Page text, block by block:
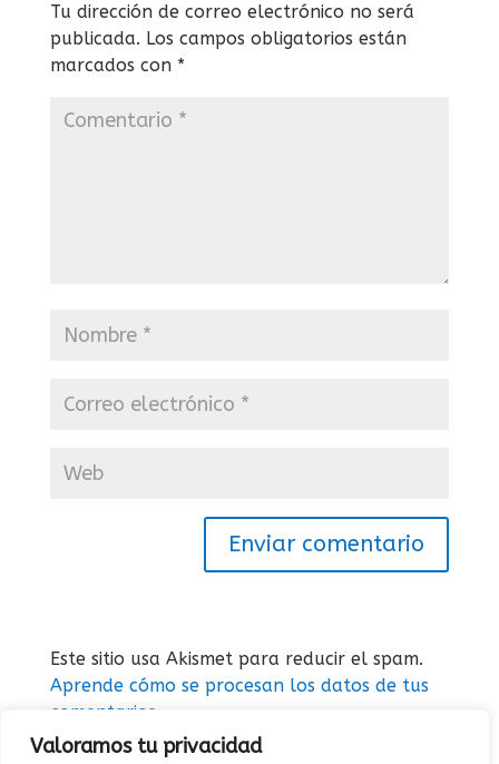
Valoramos tu privacidad
Tu dirección de correo electrónico no será
publicada. Los campos obligatorios están
marcados con *
Este sitio usa Akismet para reducir el spam.
Aprende cómo se procesan los datos de tus
comentarios.